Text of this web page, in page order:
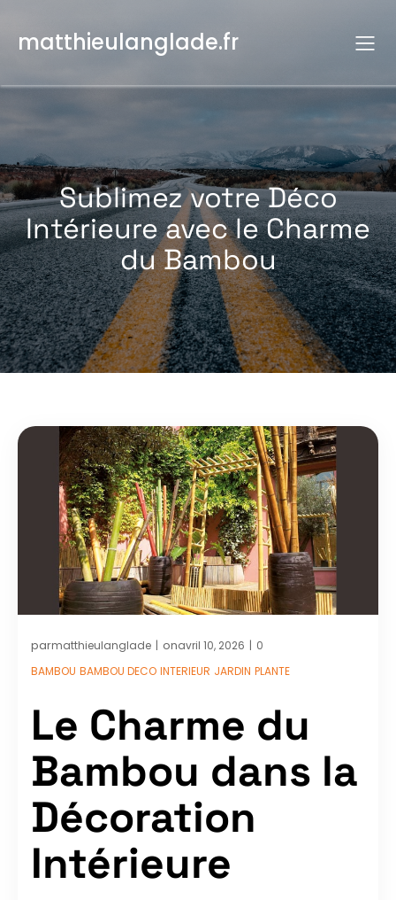
contenu
matthieulanglade.fr
Sublimez votre Déco
Intérieure avec le Charme
du Bambou
parmatthieulanglade | onavril 10, 2026 | 0
BAMBOU BAMBOU DECO INTERIEUR JARDIN PLANTE
Le Charme du
Bambou dans la
Décoration
Intérieure